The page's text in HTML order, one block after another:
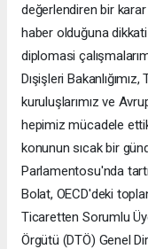
değerlendiren bir
haber olduğuna
diplomasi
Dışişleri
kuruluşlarımız ve
hepimiz mücadele
konunun sıcak bir
Parlamentosu'nda
Bolat, OECD'deki
Ticaretten Sorumlu
Örgütü (DTÖ) Genel